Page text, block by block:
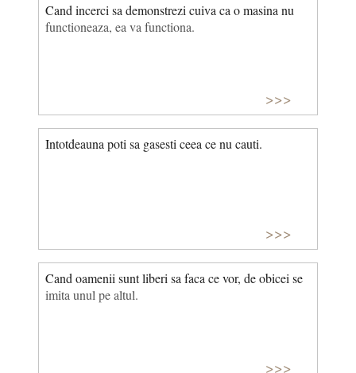
Cand incerci sa demonstrezi cuiva ca o masina nu
functioneaza, ea va functiona.
>>>
Intotdeauna poti sa gasesti ceea ce nu cauti.
>>>
Cand oamenii sunt liberi sa faca ce vor, de obicei se
imita unul pe altul.
>>>